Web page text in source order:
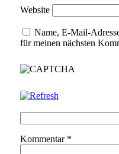
Website
Name, E-Mail-
für meinen nächsten
Kommentar *